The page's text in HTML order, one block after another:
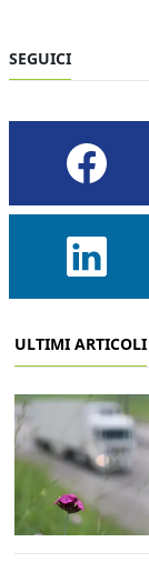
SEGUICI
ULTIMI ARTICOLI